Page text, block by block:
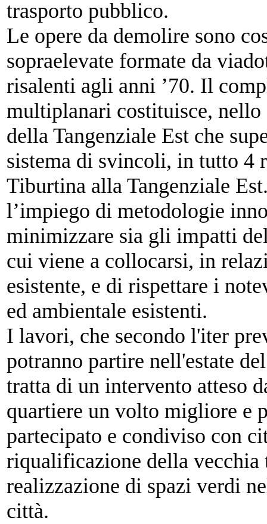
trasporto pubblico.
Le opere da demolire sono
sopraelevate formate da
risalenti agli anni ’70. Il
multiplanari costituisce, nello
della Tangenziale Est che
sistema di svincoli, in tutto 4
Tiburtina alla Tangenziale
l’impiego di metodologie
minimizzare sia gli impatti
cui viene a collocarsi, in
esistente, e di rispettare i
ed ambientale esistenti.
I lavori, che secondo l'iter
potranno partire nell'estate
tratta di un intervento atteso
quartiere un volto migliore e
partecipato e condiviso con
riqualificazione della vecchia
realizzazione di spazi verdi
città.